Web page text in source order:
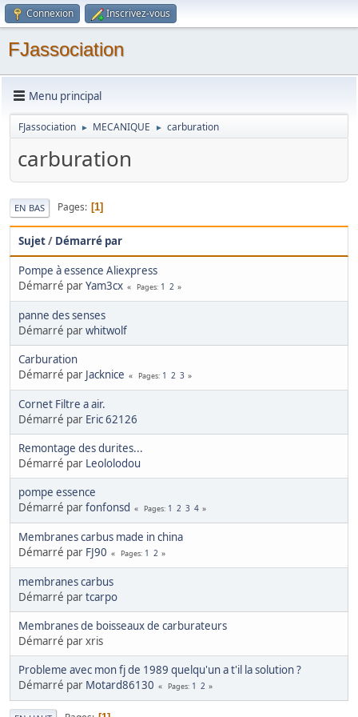
Connexion Inscrivez-vous
FJassociation
Menu principal
FJassociation ► MECANIQUE ► carburation
carburation
EN BAS Pages 1
Sujet/ Démarré par
Pompe à essence Aliexpress
Démarré parYam3cx Pages 1 2
panne des senses
Démarré parwhitwolf
Carburation
Démarré par Jacknice Pages 1 2 3
Cornet Filtre a air.
Démarré par Eric 62126
Remontage des durites...
Démarré par Leololodou
pompe essence
Démarré parfonfonsd Pages 1 2 3 4
Membranes carbus made in china
Démarré par FJ90 Pages 1 2
membranes carbus
Démarré partcarpo
Membranes de boisseaux de carburateurs
Démarré par xris
Probleme avec mon fj de 1989 quelqu'un a t'il la solution ?
Démarré par Motard86130 Pages 1 2